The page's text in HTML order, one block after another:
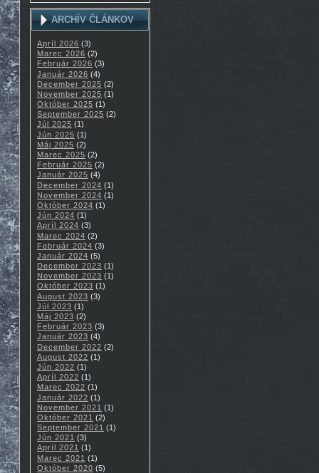
ARCHÍV ČLÁNKOV
Apríl 2026 (3)
Marec 2026 (2)
Február 2026 (3)
Január 2026 (4)
December 2025 (2)
November 2025 (1)
Október 2025 (1)
September 2025 (2)
Júl 2025 (1)
Jún 2025 (1)
Máj 2025 (2)
Marec 2025 (2)
Február 2025 (2)
Január 2025 (4)
December 2024 (1)
November 2024 (1)
Október 2024 (1)
Jún 2024 (1)
Apríl 2024 (3)
Marec 2024 (2)
Február 2024 (3)
Január 2024 (5)
December 2023 (1)
November 2023 (1)
Október 2023 (1)
August 2023 (3)
Júl 2023 (1)
Máj 2023 (2)
Február 2023 (3)
Január 2023 (4)
December 2022 (2)
August 2022 (1)
Jún 2022 (1)
Apríl 2022 (1)
Marec 2022 (1)
Január 2022 (1)
November 2021 (1)
Október 2021 (2)
September 2021 (1)
Jún 2021 (3)
Apríl 2021 (1)
Marec 2021 (1)
Október 2020 (5)